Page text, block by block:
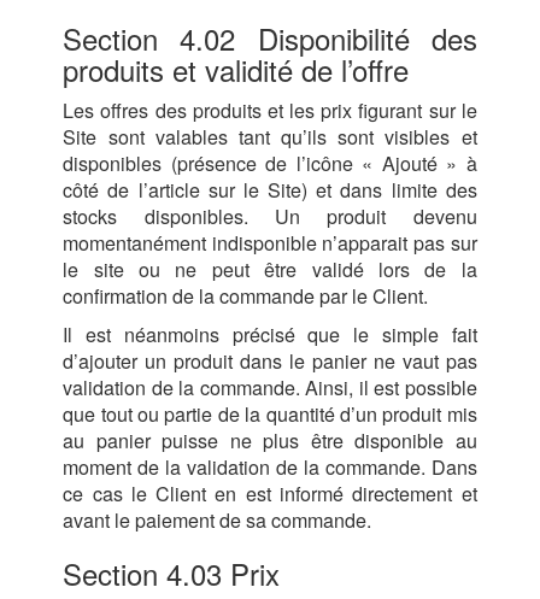
Section 4.02 Disponibilité des
produits et validité de l’offre
Les offres des produits et les prix figurant sur le
Site sont valables tant qu’ils sont visibles et
disponibles (présence de l’icône « Ajouté » à
côté de l’article sur le Site) et dans limite des
stocks disponibles. Un produit devenu
momentanément indisponible n’apparait pas sur
le site ou ne peut être validé lors de la
confirmation de la commande par le Client.
Il est néanmoins précisé que le simple fait
d’ajouter un produit dans le panier ne vaut pas
validation de la commande. Ainsi, il est possible
que tout ou partie de la quantité d’un produit mis
au panier puisse ne plus être disponible au
moment de la validation de la commande. Dans
ce cas le Client en est informé directement et
avant le paiement de sa commande.
Section 4.03 Prix